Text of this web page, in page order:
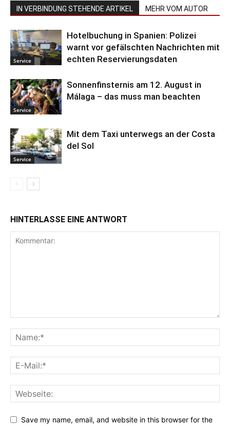
IN VERBINDUNG STEHENDE ARTIKEL MEHR VOM AUTOR
Service
Hotelbuchung in Spanien: Polizei
warnt vor gefälschten Nachrichten mit
echten Reservierungsdaten
Service
Sonnenfinsternis am 12. August in
Málaga – das muss man beachten
Service
Mit dem Taxi unterwegs an der Costa
del Sol
HINTERLASSE EINE ANTWORT
Save my name, email, and website in this browser for the